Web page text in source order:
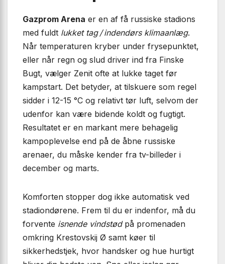
Gazprom Arena er en af få russiske stadions
med fuldt lukket tag / indendørs klimaanlæg.
Når temperaturen kryber under frysepunktet,
eller når regn og slud driver ind fra Finske
Bugt, vælger Zenit ofte at lukke taget før
kampstart. Det betyder, at tilskuere som regel
sidder i 12-15 °C og relativt tør luft, selvom der
udenfor kan være bidende koldt og fugtigt.
Resultatet er en markant mere behagelig
kampoplevelse end på de åbne russiske
arenaer, du måske kender fra tv-billeder i
december og marts.
Komforten stopper dog ikke automatisk ved
stadiondørene. Frem til du er indenfor, må du
forvente isnende vindstødpå promenaden
omkring Krestovskij Ø samt køer til
sikkerhedstjek, hvor handsker og hue hurtigt